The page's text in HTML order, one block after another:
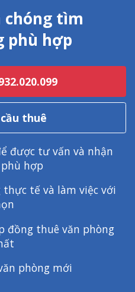
chóng tìm
phù hợp
thuê
được tư vấn và nhận
hợp
thực tế và làm việc với
đồng thuê văn phòng
phòng mới